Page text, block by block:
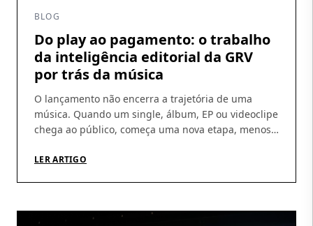
BLOG
Do play ao pagamento: o trabalho
da inteligência editorial da GRV
por trás da música
O lançamento não encerra a trajetória de uma
música. Quando um single, álbum, EP ou videoclipe
chega ao público, começa uma nova etapa, menos
circulação das obras, identificar utilizações, conferir
LER ARTIGO